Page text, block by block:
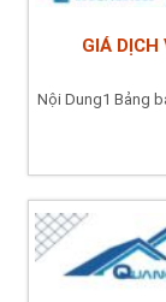
GIÁ
Nội Dung1 Bảng